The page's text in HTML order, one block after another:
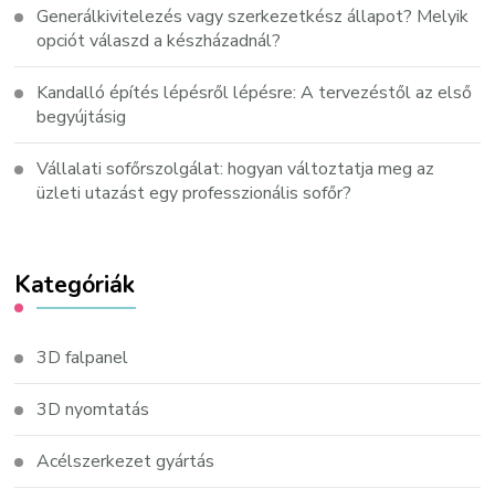
Generálkivitelezés vagy szerkezetkész állapot? Melyik
opciót válaszd a készházadnál?
Kandalló építés lépésről lépésre: A tervezéstől az első
begyújtásig
Vállalati sofőrszolgálat: hogyan változtatja meg az
üzleti utazást egy professzionális sofőr?
Kategóriák
3D falpanel
3D nyomtatás
Acélszerkezet gyártás